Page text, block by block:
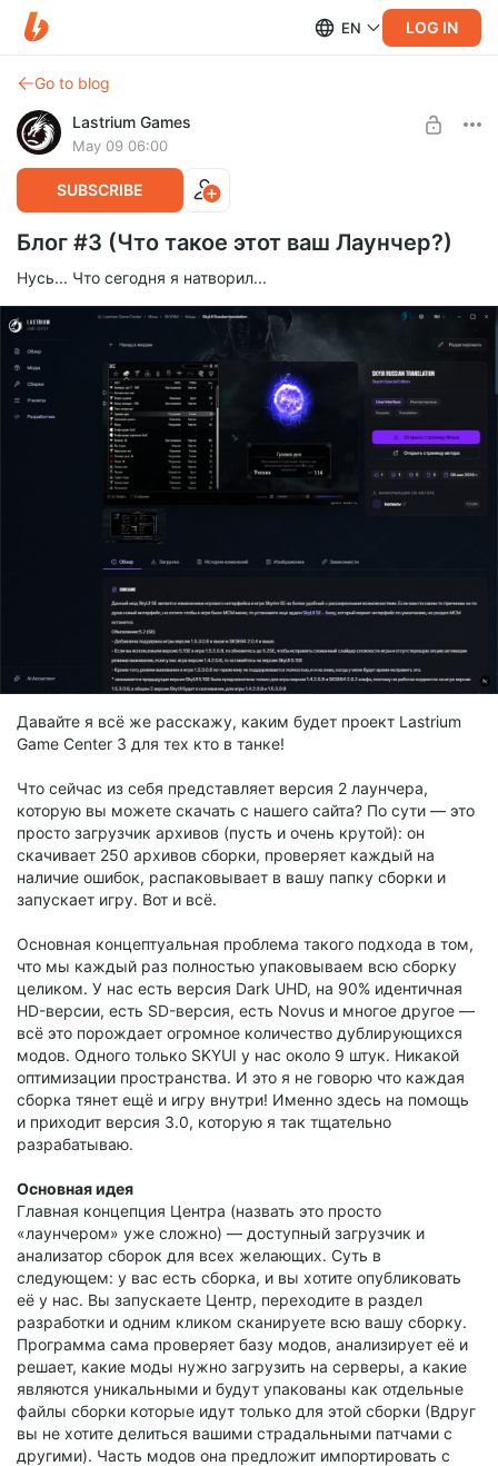
EN LOG IN
Go to blog
Lastrium Games
May 09 06:00
SUBSCRIBE
Блог #3 (Что такое этот ваш Лаунчер?)
Нусь... Что сегодня я натворил...
Давайте я всё же расскажу, каким будет проект Lastrium
Game Center 3 для тех кто в танке!
Что сейчас из себя представляет версия 2 лаунчера,
которую вы можете скачать с нашего сайта? По сути — это
просто загрузчик архивов (пусть и очень крутой): он
скачивает 250 архивов сборки, проверяет каждый на
наличие ошибок, распаковывает в вашу папку сборки и
запускает игру. Вот и всё.
Основная концептуальная проблема такого подхода в том,
что мы каждый раз полностью упаковываем всю сборку
целиком. У нас есть версия Dark UHD, на 90% идентичная
HD-версии, есть SD-версия, есть Novus и многое другое —
всё это порождает огромное количество дублирующихся
модов. Одного только SKYUI у нас около 9 штук. Никакой
оптимизации пространства. И это я не говорю что каждая
сборка тянет ещё и игру внутри! Именно здесь на помощь
и приходит версия 3.0, которую я так тщательно
разрабатываю.
Основная идея
Главная концепция Центра (назвать это просто
«лаунчером» уже сложно) — доступный загрузчик и
анализатор сборок для всех желающих. Суть в
следующем: у вас есть сборка, и вы хотите опубликовать
её у нас. Вы запускаете Центр, переходите в раздел
разработки и одним кликом сканируете всю вашу сборку.
Программа сама проверяет базу модов, анализирует её и
решает, какие моды нужно загрузить на серверы, а какие
являются уникальными и будут упакованы как отдельные
файлы сборки которые идут только для этой сборки (Вдруг
вы не хотите делиться вашими страдальными патчами с
другими). Часть модов она предложит импортировать с